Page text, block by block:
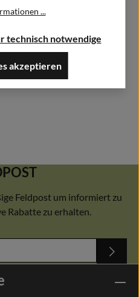
Feldpost um informiert zu
Rabatte zu erhalten.
...
technisch notwendige
akzeptieren